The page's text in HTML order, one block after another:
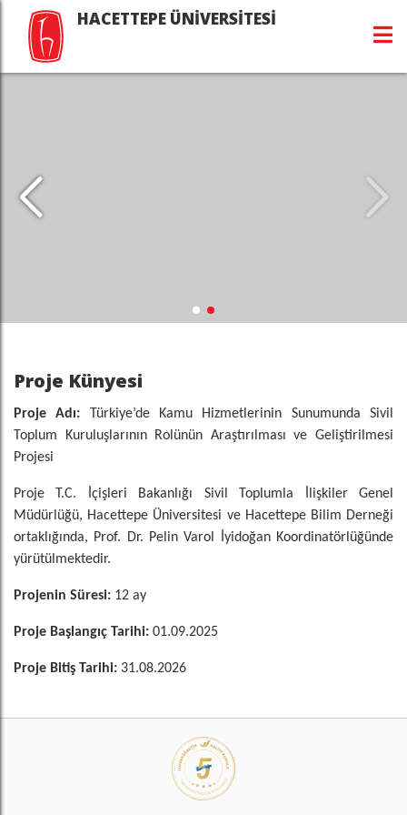
HACETTEPE ÜNİVERSİTESİ
Proje Künyesi
Proje Adı:
Türkiye’de Kamu Hizmetlerinin Sunumunda Sivil
Toplum Kuruluşlarının Rolünün Araştırılması ve Geliştirilmesi
Projesi
Proje T.C. İçişleri Bakanlığı Sivil Toplumla İlişkiler Genel
Müdürlüğü, Hacettepe Üniversitesi ve Hacettepe Bilim Derneği
ortaklığında, Prof. Dr. Pelin Varol İyidoğan Koordinatörlüğünde
yürütülmektedir.
Projenin Süresi: 12 ay
Proje Başlangıç Tarihi: 01.09.2025
Proje Bitiş Tarihi: 31.08.2026